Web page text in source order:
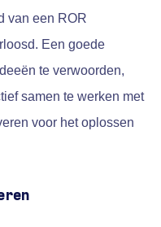
van een ROR
Een goede
te verwoorden,
samen te werken met
voor het oplossen